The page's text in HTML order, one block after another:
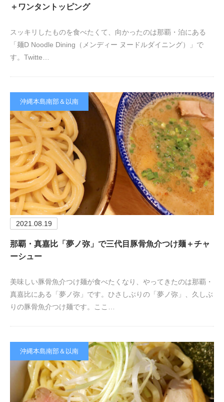
＋ワンタントッピング
スッキリしたものを食べたくて、向かったのは那覇・泊にある
「麺D Noodle Dining（メンディー ヌードルダイニング）」で
す。Twitte…
沖縄本島南部＆以南
2021.08.19
那覇・真嘉比「夢ノ弥」で三代目豚骨魚介つけ麺＋チャ
ーシュー
美味しい豚骨魚介つけ麺が食べたくなり、やってきたのは那覇・
真嘉比にある「夢ノ弥」です。ひさしぶりの「夢ノ弥」、久しぶ
りの豚骨魚介つけ麺です。ここ…
沖縄本島南部＆以南